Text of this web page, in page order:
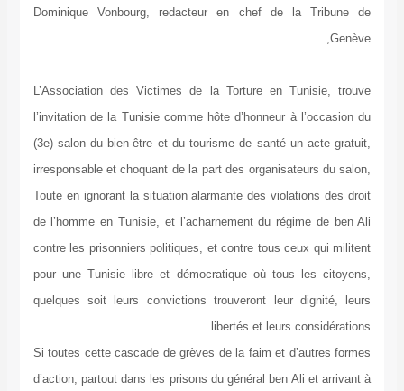
Dominique Vonbourg, redacteur en chef de la Tribune de
Genève,
L’Association des Victimes de la Torture en Tunisie, trouve
l’invitation de la Tunisie comme hôte d’honneur à l’occasion du
(3e) salon du bien-être et du tourisme de santé un acte gratuit,
irresponsable et choquant de la part des organisateurs du salon,
Toute en ignorant la situation alarmante des violations des droit
de l’homme en Tunisie, et l’acharnement du régime de ben Ali
contre les prisonniers politiques, et contre tous ceux qui militent
pour une Tunisie libre et démocratique où tous les citoyens,
quelques soit leurs convictions trouveront leur dignité, leurs
libertés et leurs considérations.
Si toutes cette cascade de grèves de la faim et d’autres formes
d’action, partout dans les prisons du général ben Ali et arrivant à